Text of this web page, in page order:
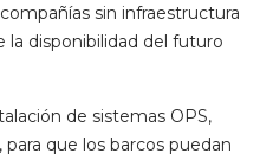
sin infraestructura
la disponibilidad del futuro
de sistemas OPS,
que los barcos puedan